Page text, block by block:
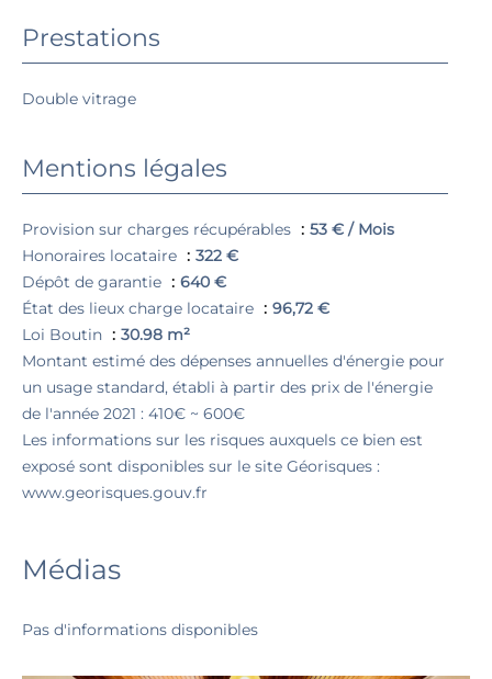
Prestations
Double vitrage
Mentions légales
Provision sur charges récupérables
53 € / Mois
Honoraires locataire
322 €
Dépôt de garantie
640 €
État des lieux charge locataire
96,72 €
Loi Boutin
30.98 m²
Montant estimé des dépenses annuelles d'énergie pour
un usage standard, établi à partir des prix de l'énergie
de l'année 2021 : 410€ ~ 600€
Les informations sur les risques auxquels ce bien est
exposé sont disponibles sur le site Géorisques :
www.georisques.gouv.fr
Médias
Pas d'informations disponibles